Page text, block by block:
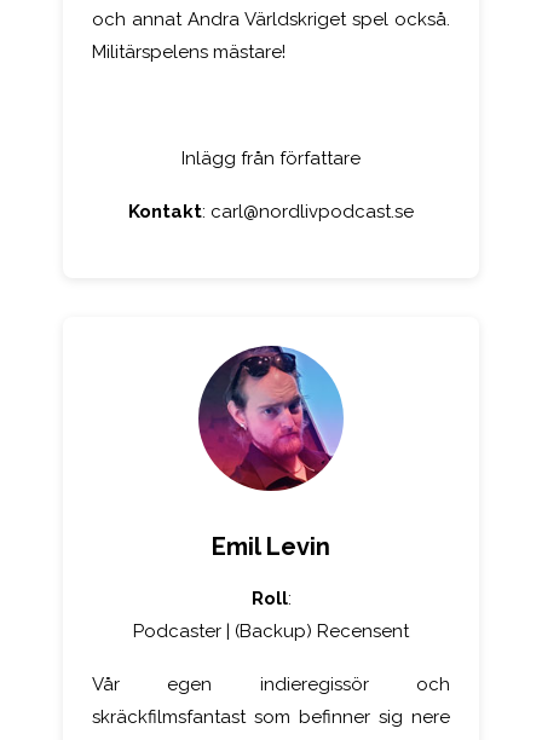
och annat Andra Världskriget spel också.
Militärspelens mästare!
Inlägg från författare
Kontakt: carl@nordlivpodcast.se
Emil Levin
Roll:
Podcaster | (Backup) Recensent
Vår egen indieregissör och
skräckfilmsfantast som befinner sig nere